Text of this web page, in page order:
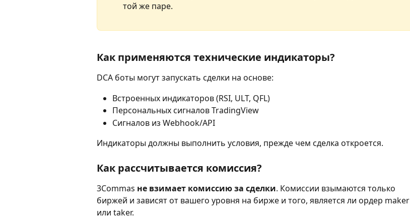
той же паре.
Как применяются технические индикаторы?
DCA боты могут запускать сделки на основе:
Встроенных индикаторов (RSI, ULT, QFL)
Персональных сигналов TradingView
Сигналов из Webhook/API
Индикаторы должны выполнить условия, прежде чем сделка откроется.
Как рассчитывается комиссия?
3Commas не взимает комиссию за сделки. Комиссии взымаются только
биржей и зависят от вашего уровня на бирже и того, является ли ордер maker
или taker.